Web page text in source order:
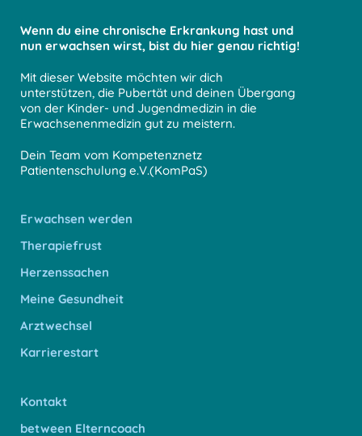
Wenn du eine chronische Erkrankung hast und
nun erwachsen wirst, bist du hier genau richtig!
Mit dieser Website möchten wir dich
unterstützen, die Pubertät und deinen Übergang
von der Kinder- und Jugendmedizin in die
Erwachsenenmedizin gut zu meistern.
Dein Team vom Kompetenznetz
Patientenschulung e.V.(KomPaS)
Erwachsen werden
Therapiefrust
Herzenssachen
Meine Gesundheit
Arztwechsel
Karrierestart
Kontakt
between Elterncoach